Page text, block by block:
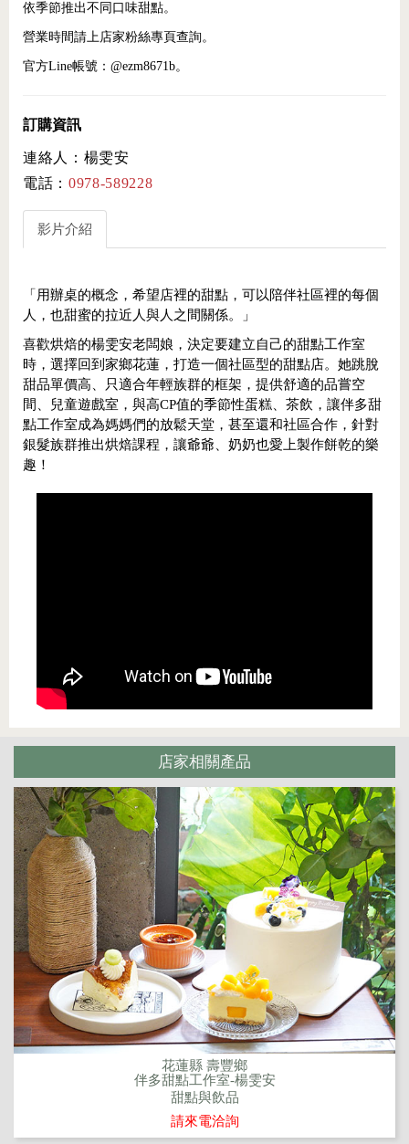
依季節推出不同口味甜點。
營業時間請上店家粉絲專頁查詢。
官方Line帳號：@ezm8671b。
訂購資訊
連絡人：楊雯安
電話： 0978-589228
影片介紹
「用辦桌的概念，希望店裡的甜點，可以陪伴社區裡的每個
人，也甜蜜的拉近人與人之間關係。」
喜歡烘焙的楊雯安老闆娘，決定要建立自己的甜點工作室
時，選擇回到家鄉花蓮，打造一個社區型的甜點店。她跳脫
甜品單價高、只適合年輕族群的框架，提供舒適的品嘗空
間、兒童遊戲室，與高CP值的季節性蛋糕、茶飲，讓伴多甜
點工作室成為媽媽們的放鬆天堂，甚至還和社區合作，針對
銀髮族群推出烘焙課程，讓爺爺、奶奶也愛上製作餅乾的樂
趣！
店家相關產品
花蓮縣 壽豐鄉
伴多甜點工作室-楊雯安
甜點與飲品
請來電洽詢